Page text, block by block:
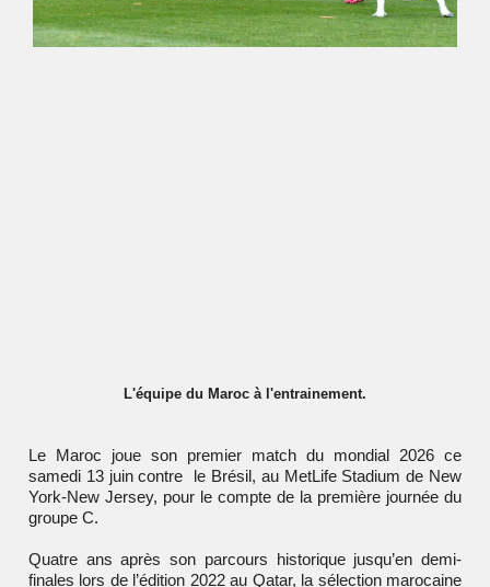
L'équipe du Maroc à l'entrainement.
Le Maroc joue son premier match du mondial 2026 ce
samedi 13 juin contre le Brésil, au MetLife Stadium de New
York-New Jersey, pour le compte de la première journée du
groupe C.
Quatre ans après son parcours historique jusqu’en demi-
finales lors de l’édition 2022 au Qatar, la sélection marocaine